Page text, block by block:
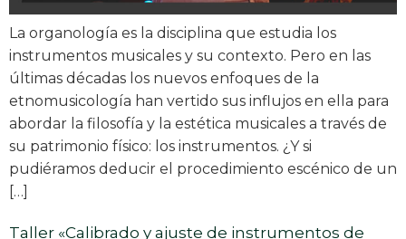
La organología es la disciplina que estudia los
instrumentos musicales y su contexto. Pero en las
últimas décadas los nuevos enfoques de la
etnomusicología han vertido sus influjos en ella para
abordar la filosofía y la estética musicales a través de
su patrimonio físico: los instrumentos. ¿Y si
pudiéramos deducir el procedimiento escénico de un
[…]
Taller «Calibrado y ajuste de instrumentos de